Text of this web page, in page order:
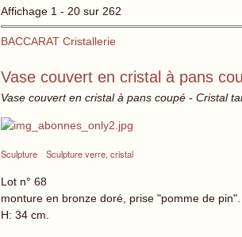
Affichage 1 - 20 sur 262
BACCARAT Cristallerie
Vase couvert en cristal à pans
Vase couvert en cristal à pans coupé - Cristal
Sculpture Sculpture verre, cristal
Lot n° 68
monture en bronze doré, prise "pomme de
H: 34 cm.